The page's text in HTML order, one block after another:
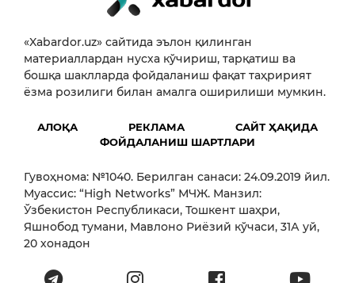
«Xabardor.uz» сайтида эълон қилинган
материаллардан нусха кўчириш, тарқатиш ва
бошқа шаклларда фойдаланиш фақат таҳририят
ёзма розилиги билан амалга оширилиши мумкин.
АЛОҚА РЕКЛАМА
САЙТ ҲАҚИДА
ФОЙДАЛАНИШ ШАРТЛАРИ
Гувоҳнома: №1040. Берилган санаси: 24.09.2019 йил.
Муассис: “High Networks” МЧЖ. Манзил:
Ўзбекистон Республикаси, Тошкент шаҳри,
Яшнобод тумани, Мавлоно Риёзий кўчаси, 31А уй,
20 хонадон